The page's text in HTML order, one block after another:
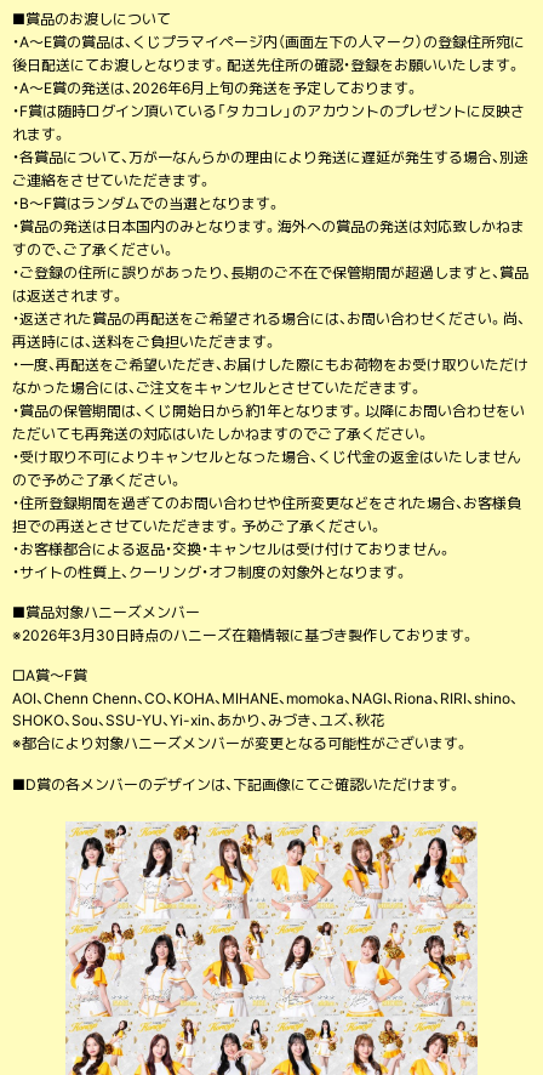
■賞品のお渡しについて
・A〜E賞の賞品は、くじプラマイページ内（画面左下の人マーク）の登録住所宛に
後日配送にてお渡しとなります。配送先住所の確認・登録をお願いいたします。
・A〜E賞の発送は、2026年6月上旬の発送を予定しております。
・F賞は随時ログイン頂いている「タカコレ」のアカウントのプレゼントに反映さ
れます。
・各賞品について、万が一なんらかの理由により発送に遅延が発生する場合、別途
ご連絡をさせていただきます。
・B〜F賞はランダムでの当選となります。
・賞品の発送は日本国内のみとなります。海外への賞品の発送は対応致しかねま
すので、ご了承ください。
・ご登録の住所に誤りがあったり、長期のご不在で保管期間が超過しますと、賞品
は返送されます。
・返送された賞品の再配送をご希望される場合には、お問い合わせください。尚、
再送時には、送料をご負担いただきます。
・一度、再配送をご希望いただき、お届けした際にもお荷物をお受け取りいただけ
なかった場合には、ご注文をキャンセルとさせていただきます。
・賞品の保管期間は、くじ開始日から約1年となります。以降にお問い合わせをい
ただいても再発送の対応はいたしかねますのでご了承ください。
・受け取り不可によりキャンセルとなった場合、くじ代金の返金はいたしません
ので予めご了承ください。
・住所登録期間を過ぎてのお問い合わせや住所変更などをされた場合、お客様負
担での再送とさせていただきます。予めご了承ください。
・お客様都合による返品・交換・キャンセルは受け付けておりません。
・サイトの性質上、クーリング・オフ制度の対象外となります。
■賞品対象ハニーズメンバー
※2026年3月30日時点のハニーズ在籍情報に基づき製作しております。
□A賞～F賞
AOI、Chenn Chenn、CO、KOHA、MIHANE、momoka、NAGI、Riona、RIRI、shino、
SHOKO、Sou、SSU-YU、Yi-xin、あかり、みづき、ユズ、秋花
※都合により対象ハニーズメンバーが変更となる可能性がございます。
■D賞の各メンバーのデザインは、下記画像にてご確認いただけます。